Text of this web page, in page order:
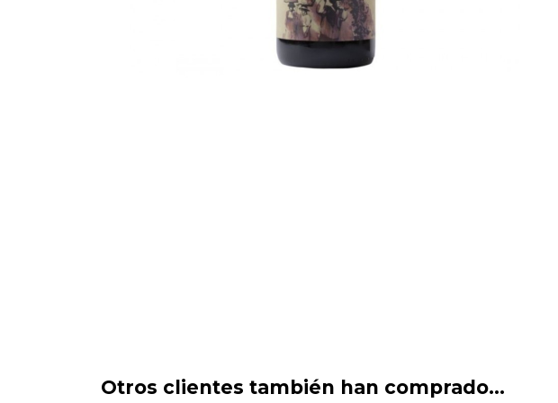
Otros clientes también han comprado...